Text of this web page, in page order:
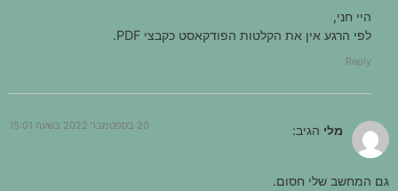
היי חני,
לפי הרגע אין את הקלטות הפודקאסט כקבצי PDF.
Reply
מלי הגיב: 20 בספטמבר 2022 בשעה 15:01
גם המחשב שלי חסום.